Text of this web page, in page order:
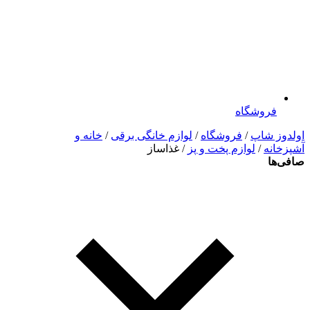
فروشگاه
اولدوز شاپ / فروشگاه / لوازم خانگی برقی / خانه و
آشپزخانه / لوازم پخت و پز / غذاساز
صافی‌ها